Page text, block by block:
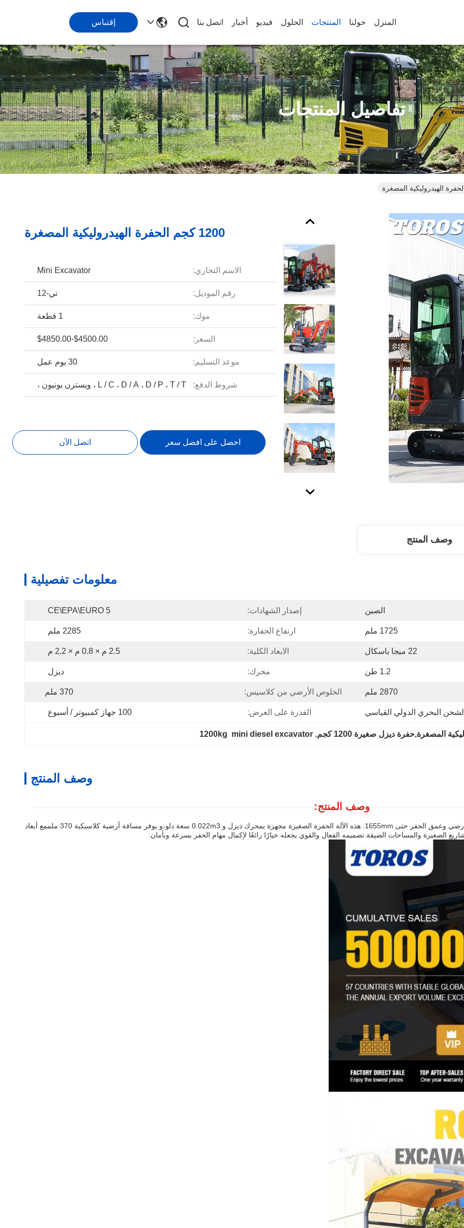
المنزل حولنا المنتجات الحلول فيديو أخبار اتصل بنا إقتباس
تفاصيل المنتجات
1200 كجم الحفرة الهيدروليكية المصغرة
الاسم التجاري: Mini Excavator
رقم الموديل: تي-12
موك: 1 قطعة
السعر: $4500.00-$4850.00
موعد التسليم: 30 يوم عمل
شروط الدفع: L / C ، D / A ، D / P ، T / T ، ويسترن يونيون ،
احصل على افضل سعر اتصل الآن
وصف المنتج
معلومات تفصيلية
الصين إصدار الشهادات: CE\EPA\EURO 5
1725 ملم ارتفاع الحفارة: 2285 ملم
22 ميجا باسكال الابعاد الكلية: 2.5 م × 0.8 م × 2.2 م
1.2 طن محرك: ديزل
2870 ملم الخلوص الأرضي من كلاسيس: 370 ملم
الشحن البحري الدولي القياسي القدرة على العرض: 100 جهاز كمبيوتر / أسبوع
,
1200kg  mini diesel excavator
وصف المنتج
وصف المنتج:
هي آلة الحفر المدمجة المثالية للخلاء الأرضي وعمق الحفر حتى 1655mm. هذه الآلة الحفرة الصغيرة مجهزة بمحرك ديزل و 0.022m3 سعة دلو،و يوفر مسافة أرضية كلاسيكية 370 ملممع أبعاد